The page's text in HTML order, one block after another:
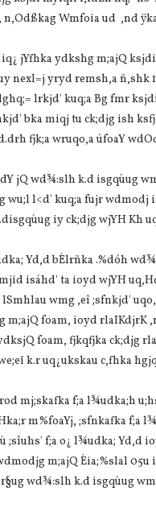
Wmfoia ud ,nd
jYfhka ydkshg m;ajQ
yryd remsh,a ñ,shk
lrkjd' kuq;a Bg fmr
bka miqj tu ck;djg ish
fjk;a wruqo,a úfoaY
jQ wd¾:slh k.d isgqùug
wu;l l<d' kuq;a fujr
iy ck;djg wjYH Kh
Yd,d bÈlrñka .%dóh
isáhd' ta ioyd wjYH
wmg ,eî ;sfnkjd'
foam, ioyd rlaIKdjrK
foam, fjkqfjka ck;djg
k.r uq¿ukskau c,fhka
mj;skafka f;a l¾udka;h
m%foaYj, ;sfnkafka
;sîuhs' f;a o¿ l¾udka;
m;ajQ Èia;%slal
wd¾:slh k.d isgqùug